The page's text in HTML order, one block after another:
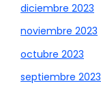
diciembre 2023
noviembre 2023
octubre 2023
septiembre 2023